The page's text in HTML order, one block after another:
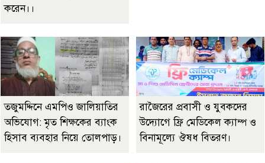
করেন।।
তজুমদ্দিনে এমপিও জালিয়াতির
অভিযোগ: মৃত শিক্ষকের ব্যাংক
হিসাব ব্যবহার নিয়ে তোলপাড়।
রাজৈরের‌ প্রবাসী ও যুবকদের
উদ্যোগে ফ্রি মেডিকেল ক্যাম্প ও
বিনামূল্যে ঔষধ বিতরণ।